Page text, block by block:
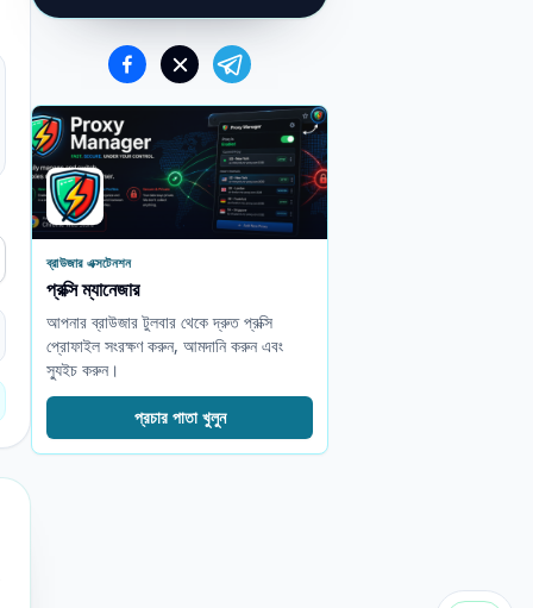
ব্রাউজার এক্সটেনশন
প্রক্সি ম্যানেজার
আপনার ব্রাউজার টুলবার থেকে দ্রুত প্রক্সি
প্রোফাইল সংরক্ষণ করুন, আমদানি করুন এবং
স্যুইচ করুন।
প্রচার পাতা খুলুন